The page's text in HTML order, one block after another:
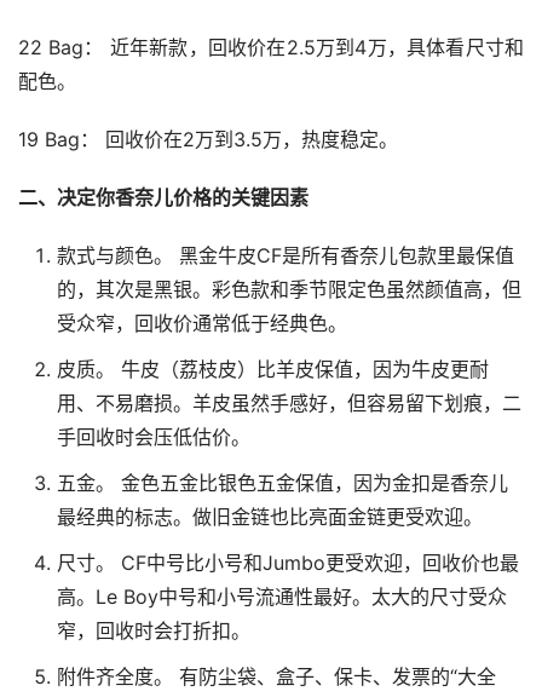
22 Bag： 近年新款，回收价在2.5万到4万，具体看尺寸和
配色。
19 Bag： 回收价在2万到3.5万，热度稳定。
二、决定你香奈儿价格的关键因素
款式与颜色。 黑金牛皮CF是所有香奈儿包款里最保值
的，其次是黑银。彩色款和季节限定色虽然颜值高，但
受众窄，回收价通常低于经典色。
皮质。 牛皮（荔枝皮）比羊皮保值，因为牛皮更耐
用、不易磨损。羊皮虽然手感好，但容易留下划痕，二
手回收时会压低估价。
五金。 金色五金比银色五金保值，因为金扣是香奈儿
最经典的标志。做旧金链也比亮面金链更受欢迎。
尺寸。 CF中号比小号和Jumbo更受欢迎，回收价也最
高。Le Boy中号和小号流通性最好。太大的尺寸受众
窄，回收时会打折扣。
附件齐全度。 有防尘袋、盒子、保卡、发票的“大全